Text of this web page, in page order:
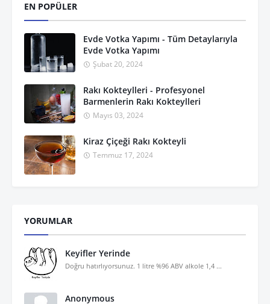
EN POPÜLER
Evde Votka Yapımı - Tüm Detaylarıyla
Evde Votka Yapımı
Şubat 20, 2024
Rakı Kokteylleri - Profesyonel
Barmenlerin Rakı Kokteylleri
Mayıs 03, 2024
Kiraz Çiçeği Rakı Kokteyli
Temmuz 17, 2024
YORUMLAR
Keyifler Yerinde
Doğru hatırlıyorsunuz. 1 litre %96 ABV alkole 1,4 ...
Anonymous